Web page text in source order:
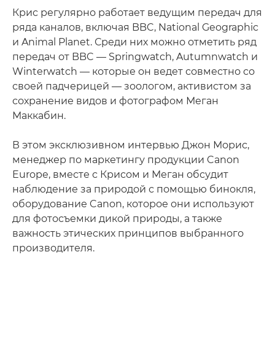
Крис регулярно работает ведущим передач для
ряда каналов, включая BBC, National Geographic
и Animal Planet. Среди них можно отметить ряд
передач от BBC — Springwatch, Autumnwatch и
Winterwatch — которые он ведет совместно со
своей падчерицей — зоологом, активистом за
сохранение видов и фотографом Меган
Маккабин.
В этом эксклюзивном интервью Джон Морис,
менеджер по маркетингу продукции Canon
Europe, вместе с Крисом и Меган обсудит
наблюдение за природой с помощью бинокля,
оборудование Canon, которое они используют
для фотосъемки дикой природы, а также
важность этических принципов выбранного
производителя.